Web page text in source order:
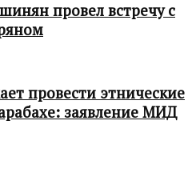
провел встречу с
провести этнические
заявление МИД